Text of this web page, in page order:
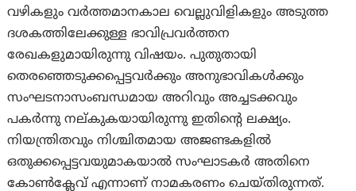
വഴികളും വർത്തമാനകാല വെല്ലുവിളികളും അടുത്ത
ദശകത്തിലേക്കുള്ള ഭാവിപ്രവർത്തന
രേഖകളുമായിരുന്നു വിഷയം. പുതുതായി
തെരഞ്ഞെടുക്കപ്പെട്ടവർക്കും അനുഭാവികൾക്കും
സംഘടനാസംബന്ധമായ അറിവും അച്ചടക്കവും
പകർന്നു നല്കുകയായിരുന്നു ഇതിന്റെ ലക്ഷ്യം.
നിയന്ത്രിതവും നിശ്ചിതമായ അജണ്ടകളിൽ
ഒതുക്കപ്പെട്ടവയുമാകയാൽ സംഘാടകർ അതിനെ
കോൺക്ലേവ് എന്നാണ് നാമകരണം ചെയ്തിരുന്നത്.